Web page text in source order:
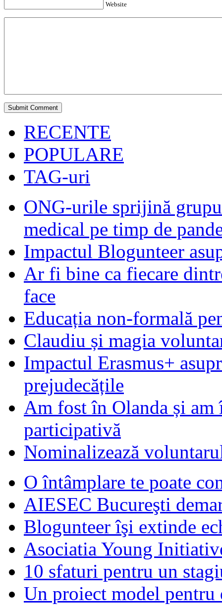
Website
RECENTE
POPULARE
TAG-uri
ONG-urile sprijină
medical pe timp de
Impactul Blogunteer
Ar fi bine ca fiecare
face
Educația non-formală
Claudiu și magia
Impactul Erasmus+
prejudecățile
Am fost în Olanda și am
participativă
Nominalizează
O întâmplare te poate
AIESEC Bucureşti
Blogunteer îşi extinde
Asociatia Young
10 sfaturi pentru un
Un proiect model